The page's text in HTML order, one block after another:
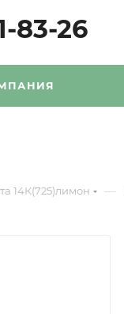
83-26
14К(725)лимон —